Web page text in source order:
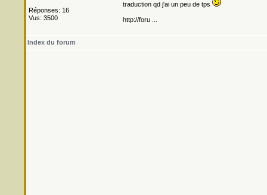
Réponses: 16
Vus: 3500
traduction qd j'ai un peu de tps
http://foru ...
Index du forum